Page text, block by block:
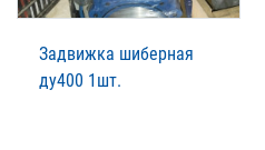
Задвижка шиберная
ду400 1шт.